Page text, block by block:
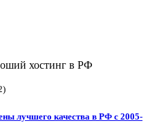
хостинг в РФ
лучшего качества в РФ с 2005-